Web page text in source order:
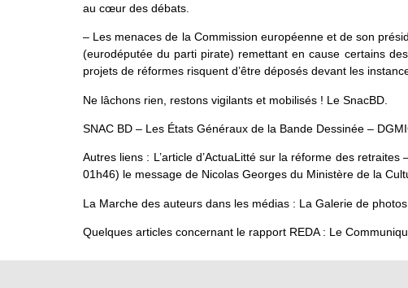
au cœur des débats.
– Les menaces de la Commission européenne et de son
(eurodéputée du parti pirate) remettant en cause certains
projets de réformes risquent d’être déposés devant les
Ne lâchons rien, restons vigilants et mobilisés ! Le SnacBD.
SNAC BD – Les États Généraux de la Bande Dessinée –
Autres liens : L’article d’ActuaLitté sur la réforme des
01h46) le message de Nicolas Georges du Ministère de la
La Marche des auteurs dans les médias : La Galerie de
Quelques articles concernant le rapport REDA : Le